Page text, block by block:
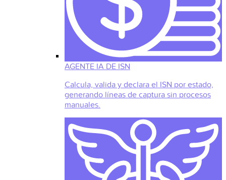
AGENTE IA DE ISN
Calcula, valida y declara el ISN por estado,
generando líneas de captura sin procesos
manuales.